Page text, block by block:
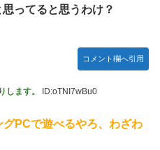
ってると思うわけ？
コメント欄へ引用
ます。 ID:oTNI7wBu0
PCで遊べるやろ、わざわ